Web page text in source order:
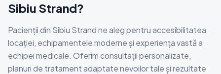
Sibiu Strand?
Pacienții din Sibiu Strand ne aleg pentru accesibilitatea
locației, echipamentele moderne și experiența vastă a
echipei medicale. Oferim consultații personalizate,
planuri de tratament adaptate nevoilor tale și rezultate